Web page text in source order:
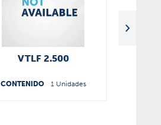
VTLF 2.500
CONTENIDO 1 Unidades